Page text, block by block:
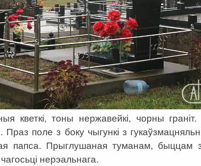
кветкі, тоны нержавейкі, чорны
поле з боку чыгункі з
папса. Прыглушаная туманам, быццам з
нерэальнага.